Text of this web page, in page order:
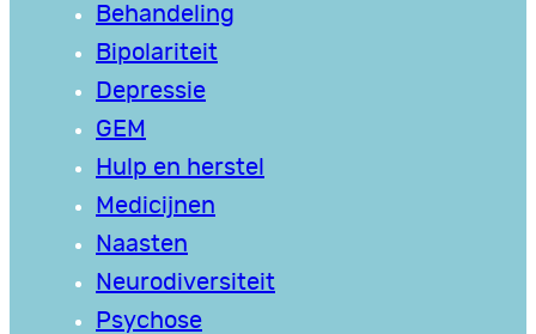
Behandeling
Bipolariteit
Depressie
GEM
Hulp en herstel
Medicijnen
Naasten
Neurodiversiteit
Psychose